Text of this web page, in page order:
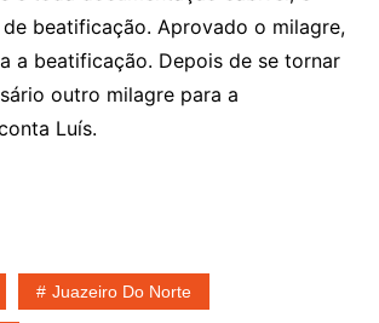
beatificação. Aprovado o milagre,
a beatificação. Depois de se tornar
outro milagre para a
Luís.
Juazeiro Do Norte